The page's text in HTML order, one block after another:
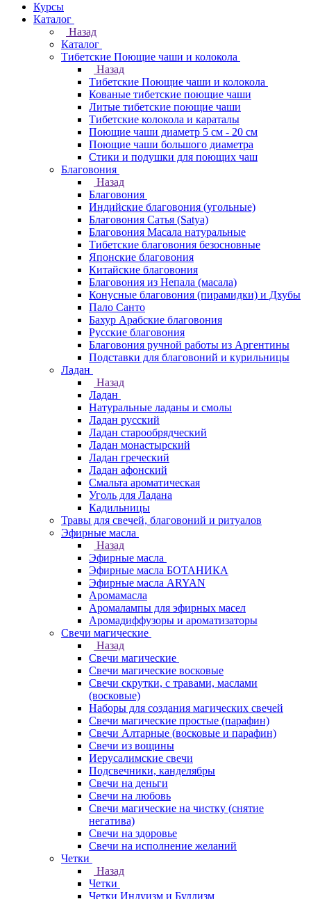
Курсы
Каталог
Назад
Каталог
Тибетские Поющие чаши и колокола
Назад
Тибетские Поющие чаши и колокола
Кованые тибетские поющие чаши
Литые тибетские поющие чаши
Тибетские колокола и караталы
Поющие чаши диаметр 5 см - 20 см
Поющие чаши большого диаметра
Стики и подушки для поющих чаш
Благовония
Назад
Благовония
Индийские благовония (угольные)
Благовония Сатья (Satya)
Благовония Масала натуральные
Тибетские благовония безосновные
Японские благовония
Китайские благовония
Благовония из Непала (масала)
Конусные благовония (пирамидки) и Дхубы
Пало Санто
Бахур Арабские благовония
Русские благовония
Благовония ручной работы из Аргентины
Подставки для благовоний и курильницы
Ладан
Назад
Ладан
Натуральные ладаны и смолы
Ладан русский
Ладан старообрядческий
Ладан монастырский
Ладан греческий
Ладан афонский
Смальта ароматическая
Уголь для Ладана
Кадильницы
Травы для свечей, благовоний и ритуалов
Эфирные масла
Назад
Эфирные масла
Эфирные масла БОТАНИКА
Эфирные масла ARYAN
Аромамасла
Аромалампы для эфирных масел
Аромадиффузоры и ароматизаторы
Свечи магические
Назад
Свечи магические
Свечи магические восковые
Свечи скрутки, с травами, маслами
(восковые)
Наборы для создания магических свечей
Свечи магические простые (парафин)
Свечи Алтарные (восковые и парафин)
Свечи из вощины
Иерусалимские свечи
Подсвечники, канделябры
Свечи на деньги
Свечи на любовь
Свечи магические на чистку (снятие
негатива)
Свечи на здоровье
Свечи на исполнение желаний
Четки
Назад
Четки
Четки Индуизм и Буддизм